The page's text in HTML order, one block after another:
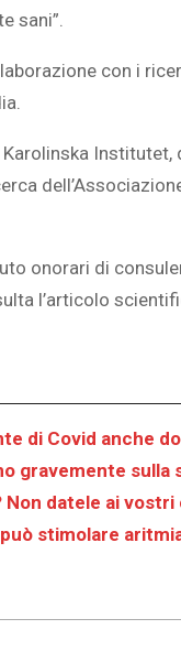
sani”.
con i
onorari di
l’articolo
di Covid anche
gravemente
datele ai
stimolare